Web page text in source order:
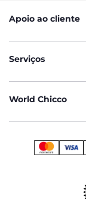
Apoio ao cliente
Serviços
World Chicco